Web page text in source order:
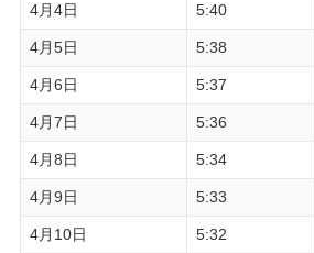
4月4日 5:40
4月5日 5:38
4月6日 5:37
4月7日 5:36
4月8日 5:34
4月9日 5:33
4月10日 5:32